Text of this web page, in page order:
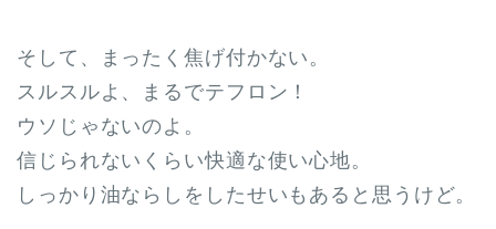
そして、まったく焦げ付かない。
スルスルよ、まるでテフロン！
ウソじゃないのよ。
信じられないくらい快適な使い心地。
しっかり油ならしをしたせいもあると思うけど。